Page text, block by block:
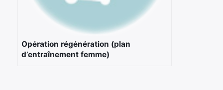
Opération régénération (plan
d’entraînement femme)